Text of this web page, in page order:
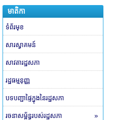
មាតិកា
ទំព័រមុខ
សារស្វាគមន៍
សាវតារដ្ឋសភា
រដ្ឋធម្មនុញ្ញ
បទបញ្ជាផ្ទៃក្នុងនៃរដ្ឋសភា
រចនាសម្ព័ន្ធរបស់រដ្ឋសភា »